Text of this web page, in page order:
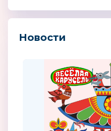
Новости